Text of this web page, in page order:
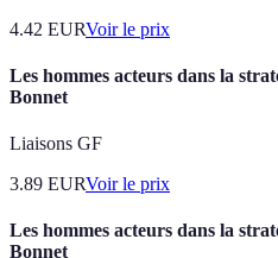
4.42 EURVoir le prix
Les hommes acteurs dans la
Bonnet
Liaisons GF
3.89 EURVoir le prix
Les hommes acteurs dans la
Bonnet